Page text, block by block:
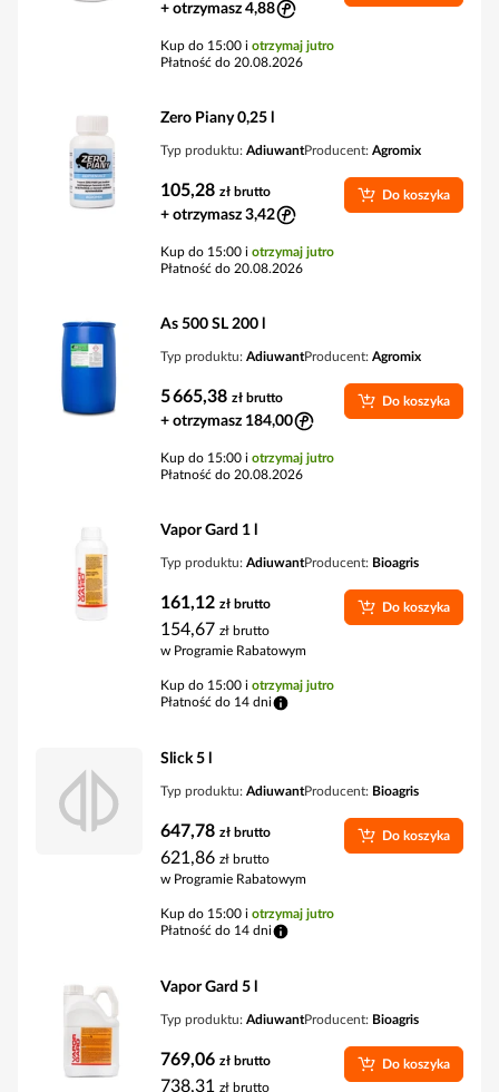
+ otrzymasz 4,88
Kup do 15:00 i otrzymaj jutro
Płatność do 20.08.2026
Zero Piany 0,25 l
Typ produktu: AdiuwantProducent: Agromix
105,28 zł brutto
+ otrzymasz 3,42
Do koszyka
Kup do 15:00 i otrzymaj jutro
Płatność do 20.08.2026
As 500 SL 200 l
Typ produktu: AdiuwantProducent: Agromix
5 665,38 zł brutto
+ otrzymasz 184,00
Do koszyka
Kup do 15:00 i otrzymaj jutro
Płatność do 20.08.2026
Vapor Gard 1 l
Typ produktu: AdiuwantProducent: Bioagris
161,12 zł brutto
154,67 zł brutto
w Programie Rabatowym
Do koszyka
Kup do 15:00 i otrzymaj jutro
Płatność do 14 dni
Slick 5 l
Typ produktu: AdiuwantProducent: Bioagris
647,78 zł brutto
621,86 zł brutto
w Programie Rabatowym
Do koszyka
Kup do 15:00 i otrzymaj jutro
Płatność do 14 dni
Vapor Gard 5 l
Typ produktu: AdiuwantProducent: Bioagris
769,06 zł brutto
738,31 zł brutto
Do koszyka